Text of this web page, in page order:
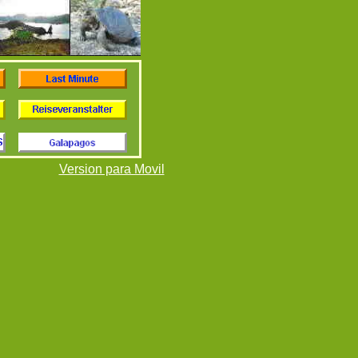
Version para Movil